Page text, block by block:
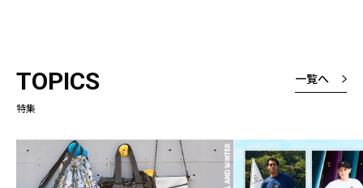
TOPICS
特集
一覧へ